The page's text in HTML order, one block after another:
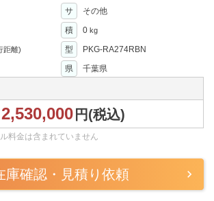
サ
その他
積 0 kg
距離) 型
PKG-RA274RBN
県 千葉県
2,530,000 円(税込)
料金は含まれていません
庫確認・見積り依頼